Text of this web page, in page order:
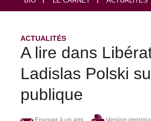
ACTUALITÉS
A lire dans
Ladislas Polski
publique